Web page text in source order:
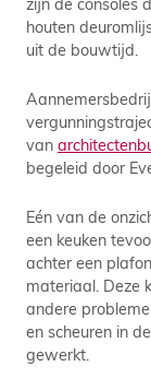
houten
uit de bouwtijd.
van
begeleid door
Eén van de
een keuken
achter een
materiaal. Deze
andere
en scheuren in
gewerkt.